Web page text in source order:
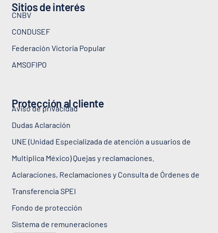
Sitios de interés
CNBV
CONDUSEF
Federación Victoria Popular
AMSOFIPO
Protección al cliente
Aviso de privacidad
Dudas Aclaración
UNE (Unidad Especializada de atención a usuarios de
Multiplica México) Quejas y reclamaciones.
Aclaraciones, Reclamaciones y Consulta de Órdenes de
Transferencia SPEI
Fondo de protección
Sistema de remuneraciones